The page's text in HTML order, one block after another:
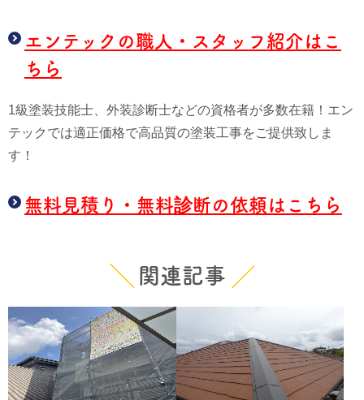
エンテックの職人・スタッフ紹介はこ
ちら
1級塗装技能士、外装診断士などの資格者が多数在籍！エン
テックでは適正価格で高品質の塗装工事をご提供致しま
す！
無料見積り・無料診断の依頼はこちら
関連記事